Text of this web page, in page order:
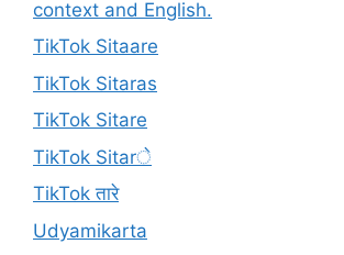
context and English.
TikTok Sitaare
TikTok Sitaras
TikTok Sitare
TikTok Sitarे
TikTok तारे
Udyamikarta